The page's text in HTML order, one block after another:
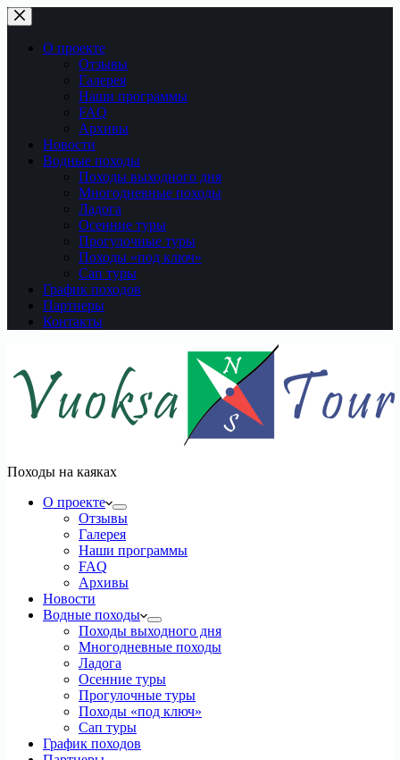
Перейти
к
сути
О проекте
Отзывы
Галерея
Наши программы
FAQ
Архивы
Новости
Водные походы
Походы выходного дня
Многодневные походы
Ладога
Осенние туры
Прогулочные туры
Походы «под ключ»
Сап туры
График походов
Партнеры
Контакты
Походы на каяках
О проекте
Отзывы
Галерея
Наши программы
FAQ
Архивы
Новости
Водные походы
Походы выходного дня
Многодневные походы
Ладога
Осенние туры
Прогулочные туры
Походы «под ключ»
Сап туры
График походов